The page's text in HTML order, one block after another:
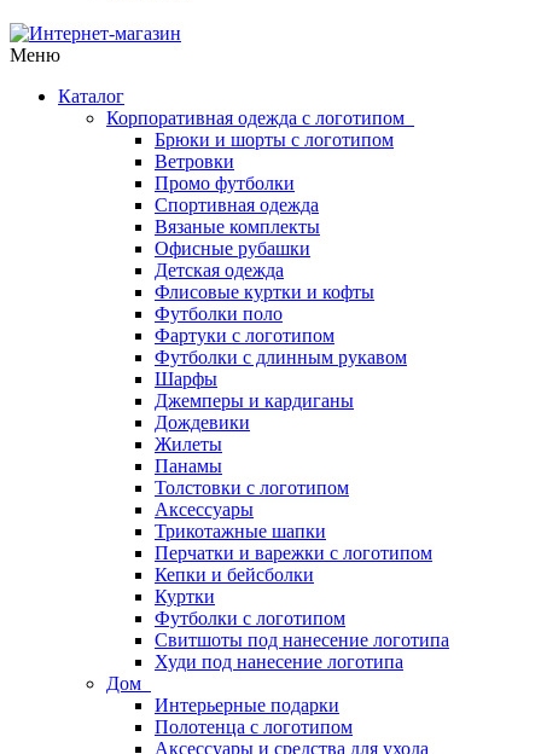
Меню
Каталог
Корпоративная одежда с логотипом
Брюки и шорты с логотипом
Ветровки
Промо футболки
Спортивная одежда
Вязаные комплекты
Офисные рубашки
Детская одежда
Флисовые куртки и кофты
Футболки поло
Фартуки с логотипом
Футболки с длинным рукавом
Шарфы
Джемперы и кардиганы
Дождевики
Жилеты
Панамы
Толстовки с логотипом
Аксессуары
Трикотажные шапки
Перчатки и варежки с логотипом
Кепки и бейсболки
Куртки
Футболки с логотипом
Свитшоты под нанесение логотипа
Худи под нанесение логотипа
Дом
Интерьерные подарки
Полотенца с логотипом
Аксессуары и средства для ухода